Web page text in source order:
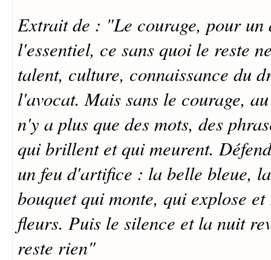
Extrait de : "Le courage, pour un
l'essentiel, ce sans quoi le reste
talent, culture, connaissance du
l'avocat. Mais sans le courage,
n'y a plus que des mots, des
qui brillent et qui meurent.
un feu d'artifice : la belle bleue,
bouquet qui monte, qui explose
fleurs. Puis le silence et la nuit
reste rien"